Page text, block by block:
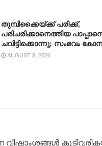
തുമ്പിക്കൈയ്ക്ക് പരിക്ക്,
പരിചരിക്കാനെത്തിയ
ചവിട്ടിക്കൊന്നു; സംഭവം
AUGUST 8, 2026